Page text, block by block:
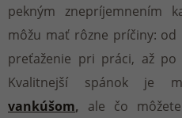
pekným znepríjemnením
môžu mať rôzne príčiny:
preťaženie pri práci, až po
Kvalitnejší spánok je
vankúšom, ale čo
DOPLNKY